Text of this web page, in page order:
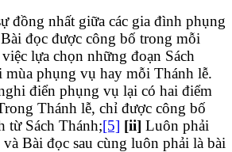
đồng nhất giữa các gia đình phụng
đọc được công bố trong mỗi
lựa chọn những đoạn Sách
mùa phụng vụ hay mỗi Thánh lễ.
điển phụng vụ lại có hai điểm
Thánh lễ, chỉ được công bố
từ Sách Thánh;[5] [ii] Luôn phải
Bài đọc sau cùng luôn phải là bài